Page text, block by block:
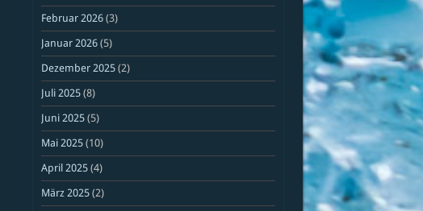
Februar 2026(3)
Januar 2026(5)
Dezember 2025(2)
Juli 2025(8)
Juni 2025(5)
Mai 2025(10)
April 2025(4)
März 2025(2)